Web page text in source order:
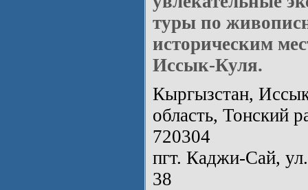
туры по
историческим
Иссык-Куля.
Кыргызстан,
область, Тонский
720304
пгт. Каджи-Сай,
38